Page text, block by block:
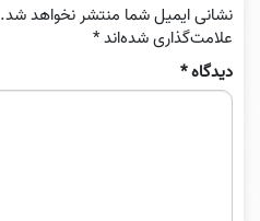
نشانی ایمیل شما منتشر نخواهد شد.
علامت‌گذاری شده‌اند*
دیدگاه*